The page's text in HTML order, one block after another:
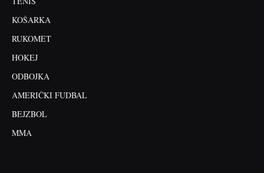
KOŠARKA
RUKOMET
HOKEJ
ODBOJKA
AMERIČKI FUDBAL
BEJZBOL
MMA